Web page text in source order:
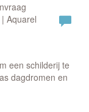
Aquarel
een schilderij te
dagdromen en